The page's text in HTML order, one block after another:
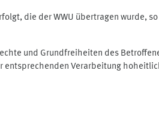
die der WWU übertragen wurde,
und Grundfreiheiten des
entsprechenden Verarbeitung